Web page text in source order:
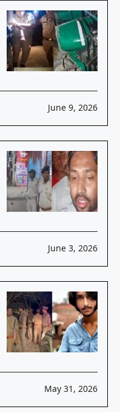
June 9, 2026
June 3, 2026
May 31, 2026